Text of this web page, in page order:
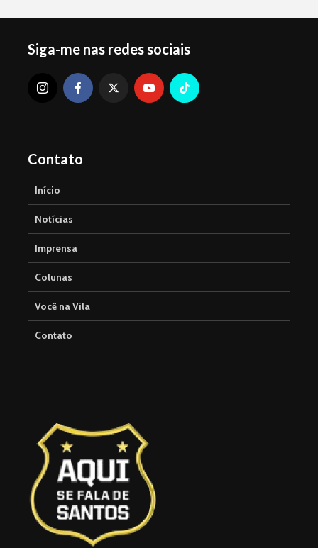
Siga-me nas redes sociais
Contato
Início
Notícias
Imprensa
Colunas
Você na Vila
Contato